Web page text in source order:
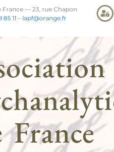
— 23, rue Chapon
85 11 – lapf@orange.fr
France